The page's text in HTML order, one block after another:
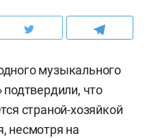
музыкального
подтвердили, что
страной-хозяйкой
несмотря на